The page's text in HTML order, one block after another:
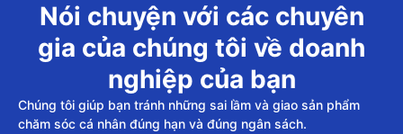
Nói chuyện với các chuyên
gia của chúng tôi về doanh
nghiệp của bạn
Chúng tôi giúp bạn tránh những sai lầm và giao sản phẩm
chăm sóc cá nhân đúng hạn và đúng ngân sách.